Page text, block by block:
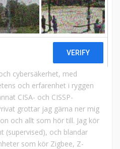
som CISO inom
bakgrund både som CISO
och som konsult inom
cybersäkerhet, med
och erfarenhet i ryggen
CISA- och CISSP-
grottar jag gärna ner mig
och allt som hör till. Jag kör
(supervised), och blandar
som kör Zigbee, Z-